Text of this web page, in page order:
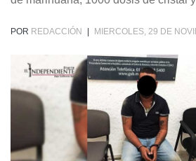
POR REDACCIÓN MIERCOLES, 29 DE